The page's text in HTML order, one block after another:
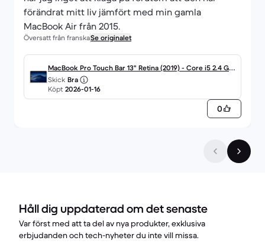
förändrat mitt liv jämfört med min gamla
MacBook Air från 2015.
Översatt från franskaSe originalet
MacBook Pro Touch Bar 13" Retina (2019) - Core i5 2.4 GH
z 256 SSD - 8 Go AZERTY - Français
Skick Bra
Köpt 2026-01-16
0
Håll dig uppdaterad om det senaste
Var först med att ta del av nya produkter, exklusiva
erbjudanden och tech-nyheter du inte vill missa.